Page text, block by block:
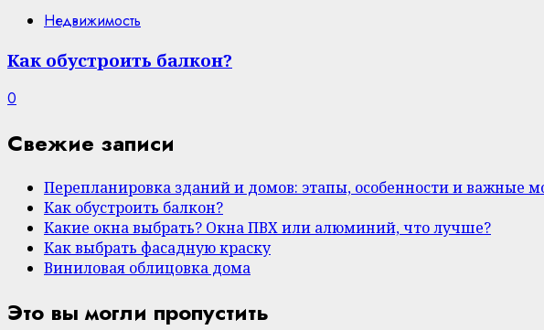
Недвижимость
Как обустроить балкон?
0
Свежие записи
Перепланировка зданий и домов: этапы, особенности и важные
Как обустроить балкон?
Какие окна выбрать? Окна ПВХ или алюминий, что лучше?
Как выбрать фасадную краску
Виниловая облицовка дома
Это вы могли пропустить